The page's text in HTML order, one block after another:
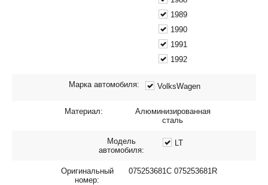
1989
1990
1991
1992
Марка автомобиля: VolksWagen
Материал:
Алюминизированная
сталь
Модель
автомобиля:
LT
Оригинальный
номер:
075253681C 075253681R